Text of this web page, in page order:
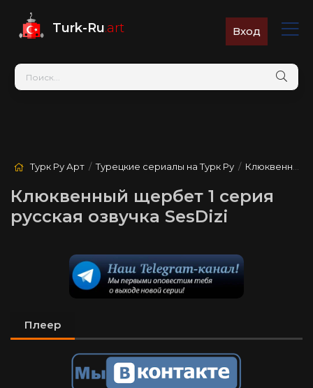
Turk-Ru.art Вход
Турк Ру Арт /Турецкие сериалы на Турк Ру / Клюквенный щербет
Клюквенный щербет 1 серия
русская озвучка SesDizi
Плеер